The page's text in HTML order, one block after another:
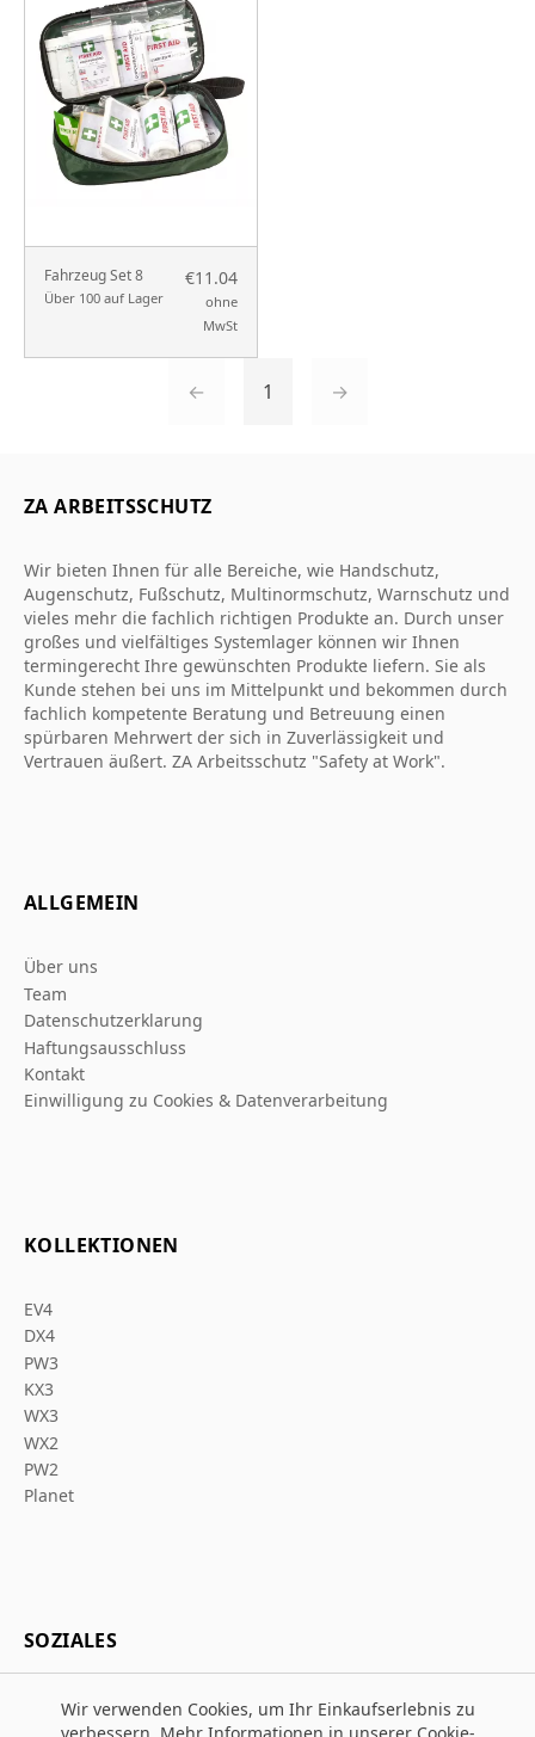
Fahrzeug Set 8
Über 100 auf Lager
€11.04
ohne
MwSt
← 1 →
ZA ARBEITSSCHUTZ
Wir bieten Ihnen für alle Bereiche, wie Handschutz,
Augenschutz, Fußschutz, Multinormschutz, Warnschutz und
vieles mehr die fachlich richtigen Produkte an. Durch unser
großes und vielfältiges Systemlager können wir Ihnen
termingerecht Ihre gewünschten Produkte liefern. Sie als
Kunde stehen bei uns im Mittelpunkt und bekommen durch
fachlich kompetente Beratung und Betreuung einen
spürbaren Mehrwert der sich in Zuverlässigkeit und
Vertrauen äußert. ZA Arbeitsschutz "Safety at Work".
ALLGEMEIN
Über uns
Team
Datenschutzerklarung
Haftungsausschluss
Kontakt
Einwilligung zu Cookies & Datenverarbeitung
KOLLEKTIONEN
EV4
DX4
PW3
KX3
WX3
WX2
PW2
Planet
SOZIALES
Wir verwenden Cookies, um Ihr Einkaufserlebnis zu